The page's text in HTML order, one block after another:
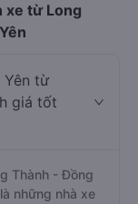
xe từ Long
Yên từ
giá tốt
Thành - Đồng
những nhà xe